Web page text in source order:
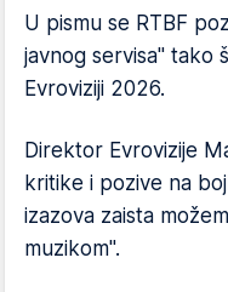
U pismu se RTBF
javnog servisa" tako
Evroviziji 2026.
Direktor Evrovizije
kritike i pozive na
izazova zaista
muzikom".